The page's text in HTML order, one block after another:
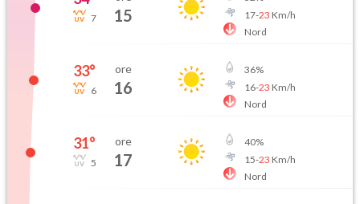
7 15
17-23 Km/h
Nord
33°
6
ore
16
36%
16-23 Km/h
Nord
31°
5
ore
17
40%
15-23 Km/h
Nord